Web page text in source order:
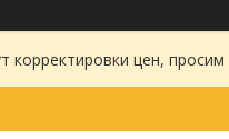
корректировки цен,